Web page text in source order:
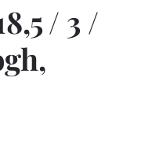
/ 3 /